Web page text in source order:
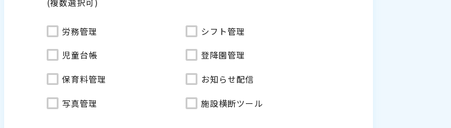
労務管理 シフト管理
児童台帳 登降園管理
保育料管理 お知らせ配信
写真管理 施設横断ツール